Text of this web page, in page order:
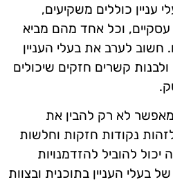
עניין כוללים משקיעים,
וכל אחד מהם מביא
חשוב לערב את בעלי העניין
קשרים חזקים שיכולים
מאפשר לא רק להבין את
נקודות חזקות וחלשות
להוביל להזדמנויות
בעלי העניין בתוכנית ובצוות